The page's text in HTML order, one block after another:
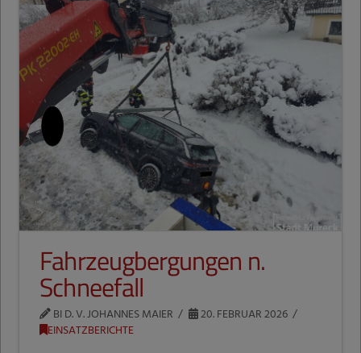
Fahrzeugbergungen n.
Schneefall
BI D. V. JOHANNES MAIER
20. FEBRUAR 2026
EINSATZBERICHTE